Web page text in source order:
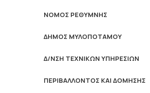
ΝΟΜΟΣ ΡΕΘΥΜΝΗΣ
ΔΗΜΟΣ ΜΥΛΟΠΟΤΑΜΟΥ
Δ/ΝΣΗ ΤΕΧΝΙΚΩΝ ΥΠΗΡΕΣΙΩΝ
ΠΕΡΙΒΑΛΛΟΝΤΟΣ ΚΑΙ ΔΟΜΗΣΗΣ